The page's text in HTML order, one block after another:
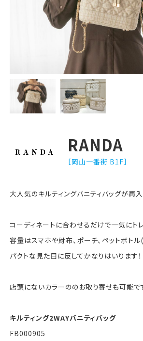
RANDA
［岡山一番街 B1F］
大人気のキルティングバニティバッグが再
コーディネートに合わせるだけで一気にト
容量はスマホや財布、ポーチ、ペットボト
パクトな見た目に反してかなりはいります！
店頭にないカラーののお取り寄せも可能で
キルティング2WAYバニティバッグ
FB000905